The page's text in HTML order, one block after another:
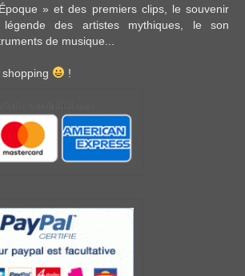
» et des premiers clips, le souvenir
des artistes mythiques, le son
de musique...
!